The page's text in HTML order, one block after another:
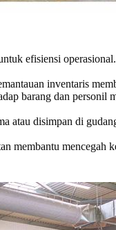
efisiensi
inventaris
barang dan personil
atau disimpan di
membantu